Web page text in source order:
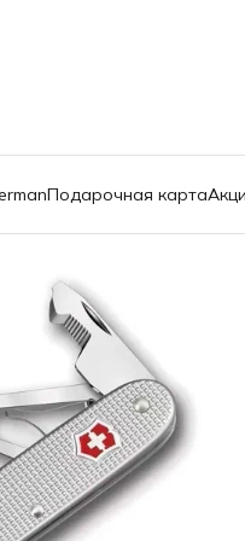
Подарочная карта